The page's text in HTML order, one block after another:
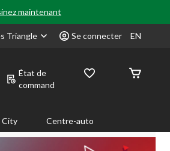
maintenant
Triangle Se connecter EN
État de
command
City Centre-auto